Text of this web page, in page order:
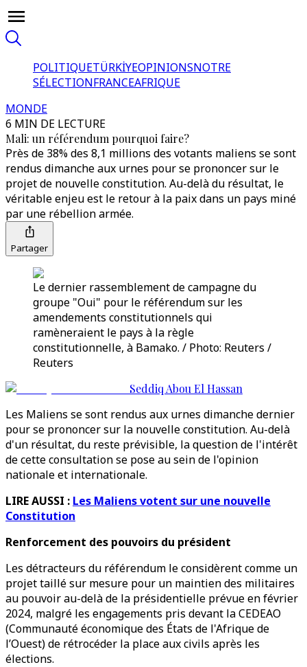
POLITIQUETÜRKİYEOPINIONSNOTRE
SÉLECTIONFRANCEAFRIQUE
MONDE
6 MIN DE LECTURE
Mali: un référendum pourquoi faire?
Près de 38% des 8,1 millions des votants maliens se sont
rendus dimanche aux urnes pour se prononcer sur le
projet de nouvelle constitution. Au-delà du résultat, le
véritable enjeu est le retour à la paix dans un pays miné
par une rébellion armée.
Partager
Le dernier rassemblement de campagne du
groupe "Oui" pour le référendum sur les
amendements constitutionnels qui
ramèneraient le pays à la règle
constitutionnelle, à Bamako. / Photo: Reuters /
Reuters
Seddiq Abou El Hassan
Les Maliens se sont rendus aux urnes dimanche dernier
pour se prononcer sur la nouvelle constitution. Au-delà
d'un résultat, du reste prévisible, la question de l'intérêt
de cette consultation se pose au sein de l'opinion
nationale et internationale.
LIRE AUSSI : Les Maliens votent sur une nouvelle
Constitution
Renforcement des pouvoirs du président
Les détracteurs du référendum le considèrent comme un
projet taillé sur mesure pour un maintien des militaires
au pouvoir au-delà de la présidentielle prévue en février
2024, malgré les engagements pris devant la CEDEAO
(Communauté économique des États de l'Afrique de
l’Ouest) de rétrocéder la place aux civils après les
élections.